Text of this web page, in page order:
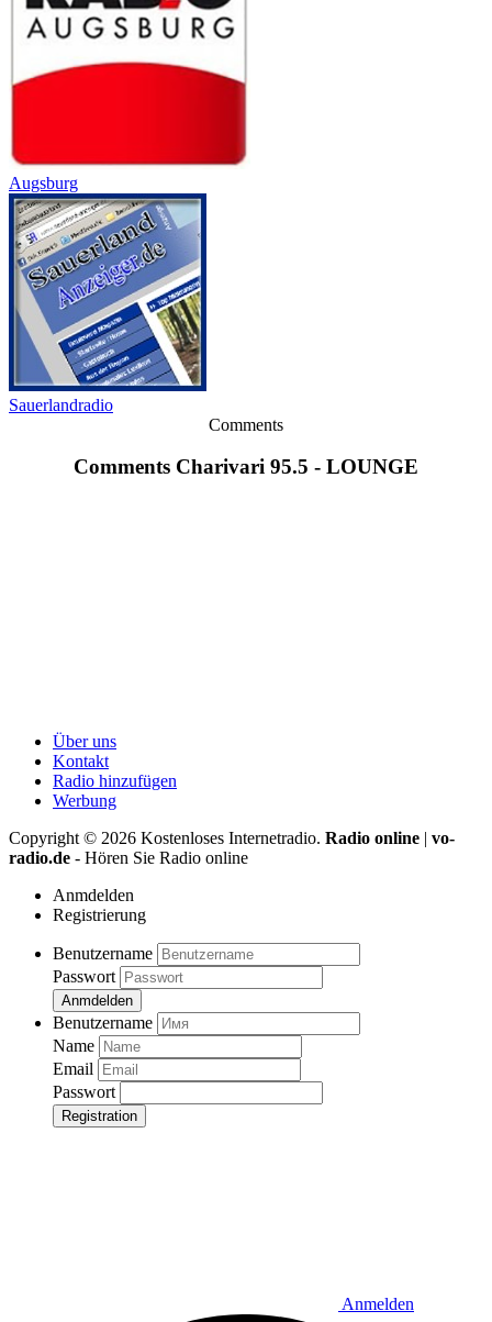
Augsburg
Sauerlandradio
Comments
Comments Charivari 95.5 - LOUNGE
Über uns
Kontakt
Radio hinzufügen
Werbung
Copyright © 2026 Kostenloses Internetradio. Radio online | vo-
radio.de - Hören Sie Radio online
Anmdelden
Registrierung
Benutzername
Passwort
Anmdelden
Benutzername
Name
Email
Passwort
Registration
Anmelden